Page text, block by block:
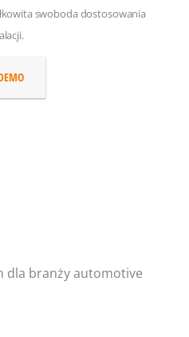
swoboda dostosowania
dla branży automotive